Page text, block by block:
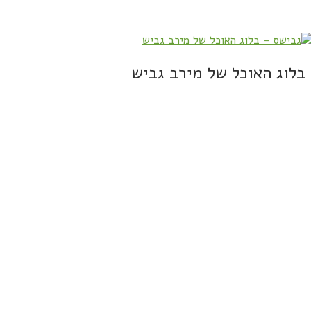
בלוג האוכל של מירב גביש